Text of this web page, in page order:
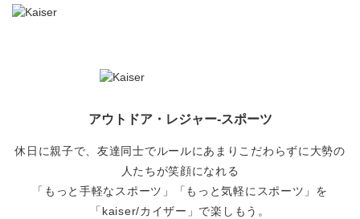
カタログダウンロード
プライバシーポリシー
アウトドア・レジャー-スポーツ
休日に親子で、友達同士でルールにあまりこだわらずに大勢の
人たちが笑顔になれる
「もっと手軽なスポーツ」「もっと気軽にスポーツ」を
「kaiser/カイザー」で楽しもう。